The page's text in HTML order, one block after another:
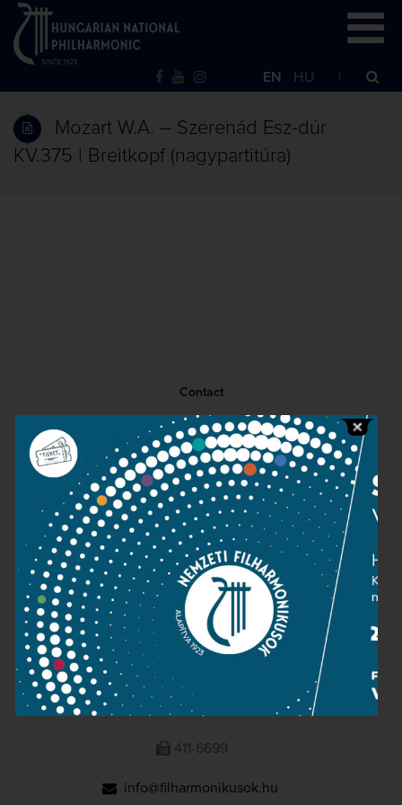
EN HU
Mozart W.A. – Szerenád Esz-dúr
KV.375 | Breitkopf (nagypartitúra)
Contact
Public information
Press room
Terms and privacy
Imprint
NATIONAL PHILHARMONIC
1095 Budapest, Komor Marcell u. 1. (Müpa)
411-6600
411-6699
info@filharmonikusok.hu